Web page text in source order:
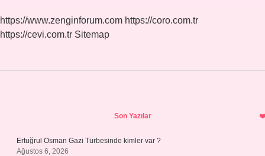
https://www.zenginforum.com https://coro.com.tr
https://cevi.com.tr Sitemap
Son Yazılar
Ertuğrul Osman Gazi Türbesinde kimler var ?
Ağustos 6, 2026